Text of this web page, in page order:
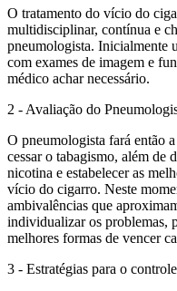
O tratamento do vício do
multidisciplinar, contínua e
pneumologista. Inicialmente
com exames de imagem e
médico achar necessário.
2 - Avaliação do
O pneumologista fará então
cessar o tabagismo, além de
nicotina e estabelecer as
vício do cigarro. Neste
ambivalências que
individualizar os problemas,
melhores formas de vencer
3 - Estratégias para o